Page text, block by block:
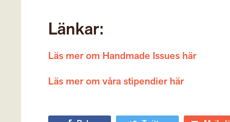
Länkar:
Läs mer om Handmade Issues här
Läs mer om våra stipendier här